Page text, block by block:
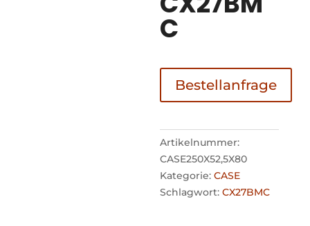
C
Bestellanfrage
Artikelnummer:
CASE250X52,5X80
Kategorie:CASE
Schlagwort:CX27BMC